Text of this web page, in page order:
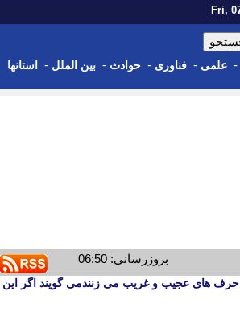
- علمی - فناوری - حوادث - بین الملل - استانها
بروزرسانی: 06:50
حرف های عجیب و غریب می زنندمی گویند اگر این